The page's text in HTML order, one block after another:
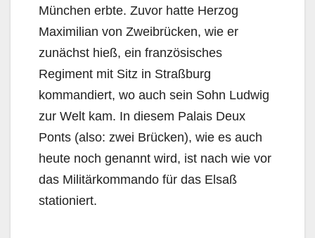
München erbte. Zuvor hatte Herzog
Maximilian von Zweibrücken, wie er
zunächst hieß, ein französisches
Regiment mit Sitz in Straßburg
kommandiert, wo auch sein Sohn Ludwig
zur Welt kam. In diesem Palais Deux
Ponts (also: zwei Brücken), wie es auch
heute noch genannt wird, ist nach wie vor
das Militärkommando für das Elsaß
stationiert.